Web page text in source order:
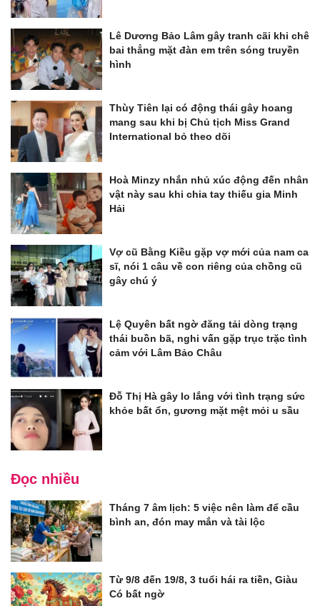
Lê Dương Bảo Lâm gây tranh cãi khi chê
bai thẳng mặt đàn em trên sóng truyền
hình
Thùy Tiên lại có động thái gây hoang
mang sau khi bị Chủ tịch Miss Grand
International bỏ theo dõi
Hoà Minzy nhắn nhủ xúc động đến nhân
vật này sau khi chia tay thiếu gia Minh
Hải
Vợ cũ Bằng Kiều gặp vợ mới của nam ca
sĩ, nói 1 câu về con riêng của chồng cũ
gây chú ý
Lệ Quyên bất ngờ đăng tải dòng trạng
thái buồn bã, nghi vấn gặp trục trặc tình
cảm với Lâm Bảo Châu
Đỗ Thị Hà gây lo lắng với tình trạng sức
khỏe bất ổn, gương mặt mệt mỏi u sầu
Đọc nhiều
Tháng 7 âm lịch: 5 việc nên làm để cầu
bình an, đón may mắn và tài lộc
Từ 9/8 đến 19/8, 3 tuổi hái ra tiền, Giàu
Có bất ngờ